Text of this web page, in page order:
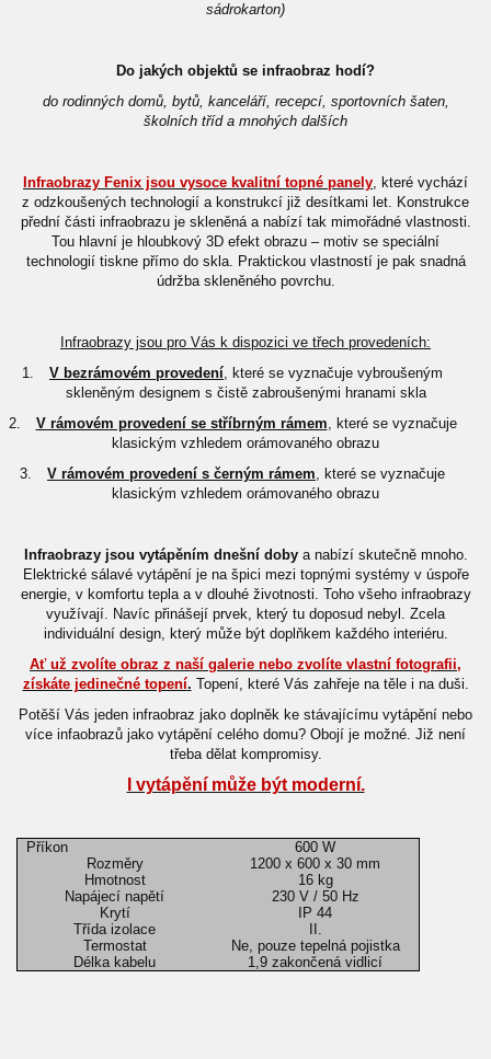
sádrokarton)
Do jakých objektů se infraobraz hodí?
do rodinných domů, bytů, kanceláří, recepcí, sportovních šaten,
školních tříd a mnohých dalších
Infraobrazy Fenix jsou vysoce kvalitní topné panely, které vychází
z odzkoušených technologií a konstrukcí již desítkami let. Konstrukce
přední části infraobrazu je skleněná a nabízí tak mimořádné vlastnosti.
Tou hlavní je hloubkový 3D efekt obrazu – motiv se speciální
technologií tiskne přímo do skla. Praktickou vlastností je pak snadná
údržba skleněného povrchu.
Infraobrazy jsou pro Vás k dispozici ve třech provedeních:
1.
V bezrámovém provedení, které se vyznačuje vybroušeným
skleněným designem s čistě zabroušenými hranami skla
2.
V rámovém provedení se stříbrným rámem, které se vyznačuje
klasickým vzhledem orámovaného obrazu
3.
V rámovém provedení s černým rámem, které se vyznačuje
klasickým vzhledem orámovaného obrazu
Infraobrazy jsou vytápěním dnešní dobya nabízí skutečně mnoho.
Elektrické sálavé vytápění je na špici mezi topnými systémy v úspoře
energie, v komfortu tepla a v dlouhé životnosti. Toho všeho infraobrazy
využívají. Navíc přinášejí prvek, který tu doposud nebyl. Zcela
individuální design, který může být doplňkem každého interiéru.
Ať už zvolíte obraz z naší galerie nebo zvolíte vlastní fotografii,
získáte jedinečné topení. Topení, které Vás zahřeje na těle i na duši.
Potěší Vás jeden infraobraz jako doplněk ke stávajícímu vytápění nebo
více infaobrazů jako vytápění celého domu? Obojí je možné. Již není
třeba dělat kompromisy.
I vytápění může být moderní.
Příkon
600 W
Rozměry
1200 x 600 x 30 mm
Hmotnost
16 kg
Napájecí napětí
230 V / 50 Hz
Krytí
IP 44
Třída izolace
II.
Termostat
Ne, pouze tepelná pojistka
Délka kabelu
1,9 zakončená vidlicí